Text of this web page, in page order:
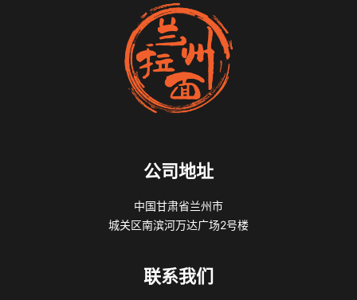
公司地址
中国甘肃省兰州市
城关区南滨河万达广场2号楼
联系我们